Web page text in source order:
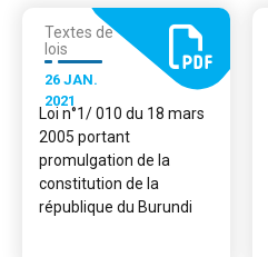
Textes de
lois
26 JAN.
2021
Loi n°1/ 010 du 18 mars
2005 portant
promulgation de la
constitution de la
république du Burundi